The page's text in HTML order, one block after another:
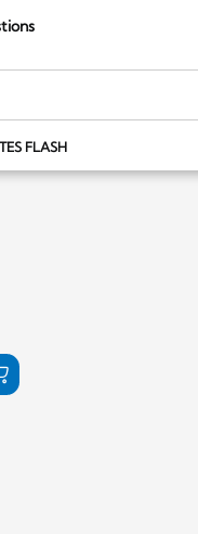
FLASH